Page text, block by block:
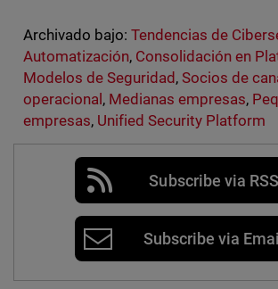
Archivado bajo: Tendencias de
Automatización, Consolidación en
Modelos de Seguridad , Socios de
operacional , Medianas empresas,
empresas, Unified Security Platform
Subscribe via RSS
Subscribe via Email